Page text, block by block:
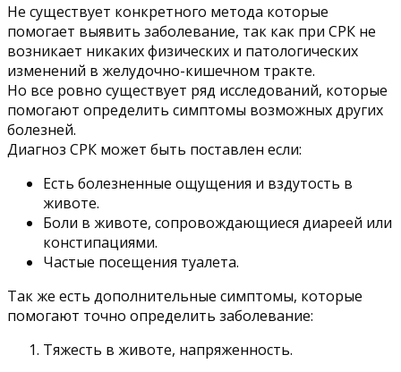
Не существует конкретного метода которые
помогает выявить заболевание, так как при СРК не
возникает никаких физических и патологических
изменений в желудочно-кишечном тракте.
Но все ровно существует ряд исследований, которые
помогают определить симптомы возможных других
болезней.
Диагноз СРК может быть поставлен если:
Есть болезненные ощущения и вздутость в
животе.
Боли в животе, сопровождающиеся диареей или
констипациями.
Частые посещения туалета.
Так же есть дополнительные симптомы, которые
помогают точно определить заболевание:
Тяжесть в животе, напряженность.